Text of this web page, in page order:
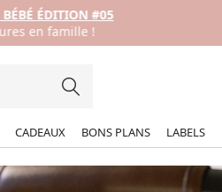
CADEAUX BONS PLANS LABELS